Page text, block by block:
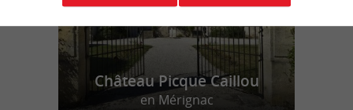
Château Picque Caillou
en Mérignac